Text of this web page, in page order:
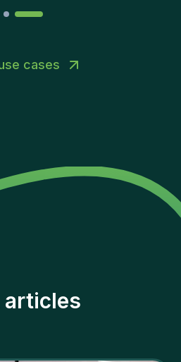
in strengthening
mitigated. Success in this
cases
articles